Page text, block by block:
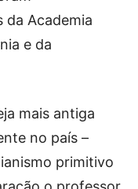
da Academia
e da
mais antiga
no país –
primitivo